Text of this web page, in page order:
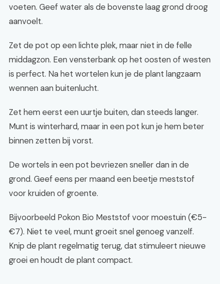
voeten. Geef water als de bovenste laag grond droog
aanvoelt.
Zet de pot op een lichte plek, maar niet in de felle
middagzon. Een vensterbank op het oosten of westen
is perfect. Na het wortelen kun je de plant langzaam
wennen aan buitenlucht.
Zet hem eerst een uurtje buiten, dan steeds langer.
Munt is winterhard, maar in een pot kun je hem beter
binnen zetten bij vorst.
De wortels in een pot bevriezen sneller dan in de
grond. Geef eens per maand een beetje meststof
voor kruiden of groente.
Bijvoorbeeld Pokon Bio Meststof voor moestuin (€5-
€7). Niet te veel, munt groeit snel genoeg vanzelf.
Knip de plant regelmatig terug, dat stimuleert nieuwe
groei en houdt de plant compact.